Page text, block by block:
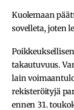
Kuolemaan
sovelleta, joten
takautuvuus.
lain
rekisteröityjä
ennen 31.